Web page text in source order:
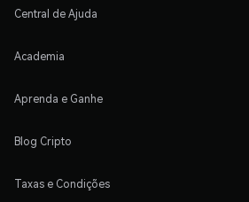
Central de Ajuda
Academia
Aprenda e Ganhe
Blog Cripto
Taxas e Condições